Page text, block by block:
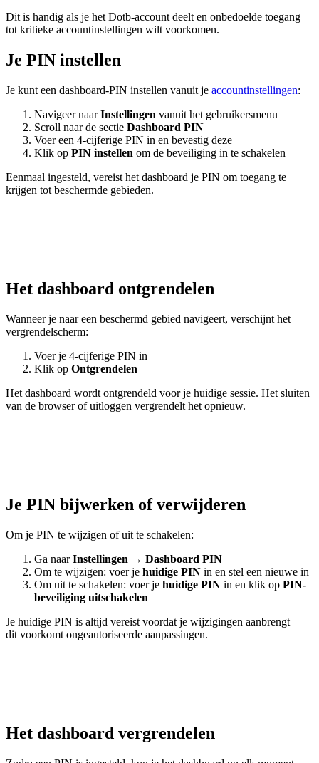
Dit is handig als je het Dotb-account deelt en onbedoelde toegang
tot kritieke accountinstellingen wilt voorkomen.
Je PIN instellen
Je kunt een dashboard-PIN instellen vanuit je accountinstellingen:
Navigeer naarInstellingen vanuit het gebruikersmenu
Scroll naar de sectie Dashboard PIN
Voer een 4-cijferige PIN in en bevestig deze
Klik op PIN instellen om de beveiliging in te schakelen
Eenmaal ingesteld, vereist het dashboard je PIN om toegang te
krijgen tot beschermde gebieden.
Het dashboard ontgrendelen
Wanneer je naar een beschermd gebied navigeert, verschijnt het
vergrendelscherm:
Voer je 4-cijferige PIN in
Klik op Ontgrendelen
Het dashboard wordt ontgrendeld voor je huidige sessie. Het sluiten
van de browser of uitloggen vergrendelt het opnieuw.
Je PIN bijwerken of verwijderen
Om je PIN te wijzigen of uit te schakelen:
Ga naarInstellingen → Dashboard PIN
Om te wijzigen: voer je huidige PIN in en stel een nieuwe in
Om uit te schakelen: voer je huidige PIN in en klik op PIN-
beveiliging uitschakelen
Je huidige PIN is altijd vereist voordat je wijzigingen aanbrengt —
dit voorkomt ongeautoriseerde aanpassingen.
Het dashboard vergrendelen